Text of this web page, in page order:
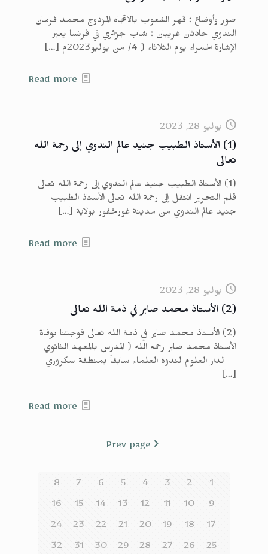
صور وأوضاع : قهر الشعوب بالاتجاه المزدوج محمد فرمان
الندوي حادثان غريبان : شاب جزائري في فرنسا يعبر
الإشارة الحمراء يوم الثلاثاء ( 4/ من يوليو2023م
[…]
Read more
يوليو 28, 2023
(1) الأستاذ الطبيب جنيد عالم الندوي إلى رحمة الله
تعالى
(1) الأستاذ الطبيب جنيد عالم الندوي إلى رحمة الله تعالى
قلم التحرير انتقل إلى رحمة الله تعالى الأستاذ الطبيب
جنيد عالم الندوي من مدينة غورخفور بولاية […]
Read more
يوليو 28, 2023
(2) الأستاذ محمد صابر في ذمة الله تعالى
(2) الأستاذ محمد صابر في ذمة الله تعالى فوجئنا بوفاة
الأستاذ محمد صابر رحمه الله ( المدرس بالمعهد الثانوي
لدار العلوم لندوة العلماء سابقاً بمنطقة سكروري
[…]
Read more
Prev page
1
2
3
4
5
6
7
8
9
10
11
12
13
14
15
16
17
18
19
20
21
22
23
24
25
26
27
28
29
30
31
32